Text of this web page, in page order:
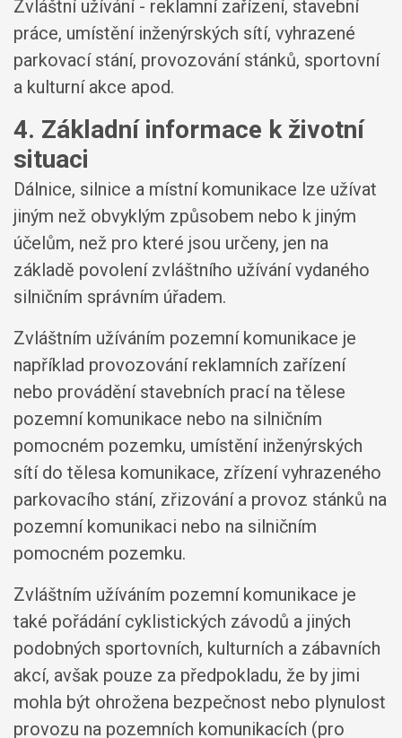
Zvláštní užívání - reklamní zařízení, stavební
práce, umístění inženýrských sítí, vyhrazené
parkovací stání, provozování stánků, sportovní
a kulturní akce apod.
4. Základní informace k životní
situaci
Dálnice, silnice a místní komunikace lze užívat
jiným než obvyklým způsobem nebo k jiným
účelům, než pro které jsou určeny, jen na
základě povolení zvláštního užívání vydaného
silničním správním úřadem.
Zvláštním užíváním pozemní komunikace je
například provozování reklamních zařízení
nebo provádění stavebních prací na tělese
pozemní komunikace nebo na silničním
pomocném pozemku, umístění inženýrských
sítí do tělesa komunikace, zřízení vyhrazeného
parkovacího stání, zřizování a provoz stánků na
pozemní komunikaci nebo na silničním
pomocném pozemku.
Zvláštním užíváním pozemní komunikace je
také pořádání cyklistických závodů a jiných
podobných sportovních, kulturních a zábavních
akcí, avšak pouze za předpokladu, že by jimi
mohla být ohrožena bezpečnost nebo plynulost
provozu na pozemních komunikacích (pro